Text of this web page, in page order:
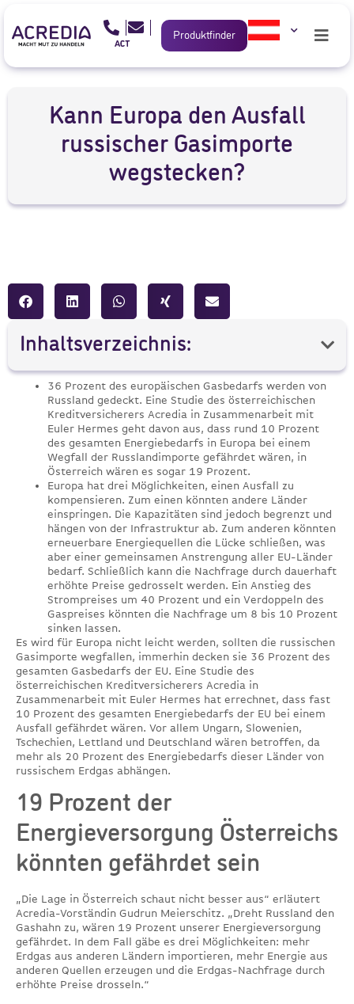
Produktfinder
Kann Europa den Ausfall
russischer Gasimporte
wegstecken?
36 Prozent des europäischen Gasbedarfs werden von
Russland gedeckt. Eine Studie des österreichischen
Kreditversicherers Acredia in Zusammenarbeit mit
Euler Hermes geht davon aus, dass rund 10 Prozent
des gesamten Energiebedarfs in Europa bei einem
Wegfall der Russlandimporte gefährdet wären, in
Österreich wären es sogar 19 Prozent.
Europa hat drei Möglichkeiten, einen Ausfall zu
kompensieren. Zum einen könnten andere Länder
einspringen. Die Kapazitäten sind jedoch begrenzt und
hängen von der Infrastruktur ab. Zum anderen könnten
erneuerbare Energiequellen die Lücke schließen, was
aber einer gemeinsamen Anstrengung aller EU-Länder
bedarf. Schließlich kann die Nachfrage durch dauerhaft
erhöhte Preise gedrosselt werden. Ein Anstieg des
Strompreises um 40 Prozent und ein Verdoppeln des
Gaspreises könnten die Nachfrage um 8 bis 10 Prozent
sinken lassen.
Es wird für Europa nicht leicht werden, sollten die russischen
Gasimporte wegfallen, immerhin decken sie 36 Prozent des
gesamten Gasbedarfs der EU. Eine Studie des
österreichischen Kreditversicherers Acredia in
Zusammenarbeit mit Euler Hermes hat errechnet, dass fast
10 Prozent des gesamten Energiebedarfs der EU bei einem
Ausfall gefährdet wären. Vor allem Ungarn, Slowenien,
Tschechien, Lettland und Deutschland wären betroffen, da
mehr als 20 Prozent des Energiebedarfs dieser Länder von
russischem Erdgas abhängen.
19 Prozent der
Energieversorgung Österreichs
könnten gefährdet sein
„Die Lage in Österreich schaut nicht besser aus“ erläutert
Acredia-Vorständin Gudrun Meierschitz. „Dreht Russland den
Gashahn zu, wären 19 Prozent unserer Energieversorgung
gefährdet. In dem Fall gäbe es drei Möglichkeiten: mehr
Erdgas aus anderen Ländern importieren, mehr Energie aus
anderen Quellen erzeugen und die Erdgas-Nachfrage durch
erhöhte Preise drosseln.“
Inhaltsverzeichnis: